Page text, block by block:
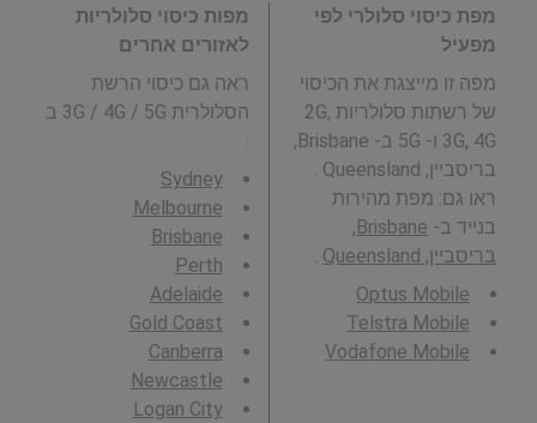
מפת כיסוי סלולרי לפי
מפעיל
מפה זו מייצגת את הכיסוי
של רשתות סלולריות 2G,
3G, 4G ו- 5G ב- Brisbane,
בריסביין, Queensland .
ראו גם: מפת מהירות
בנייד ב-
Brisbane,
בריסביין, Queensland
.
Optus Mobile
Telstra Mobile
Vodafone Mobile
מפות כיסוי סלולריות
לאזורים אחרים
ראה גם כיסוי הרשת
הסלולרית 3G / 4G / 5G ב
:
Sydney
Melbourne
Brisbane
Perth
Adelaide
Gold Coast
Canberra
Newcastle
Logan City